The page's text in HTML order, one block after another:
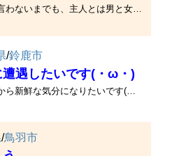
家庭内別居とまでは言わないまでも、主人とは男と女の関係ではなくなっています。結婚生活が長くなると、どこのご家庭でもそう･･･
/鈴鹿市
遭遇したいです(・ω・)
遊び方がマンネリだから新鮮な気分になりたいです(・ω・)
/鳥羽市